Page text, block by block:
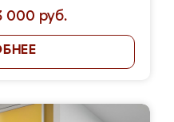
000 руб.